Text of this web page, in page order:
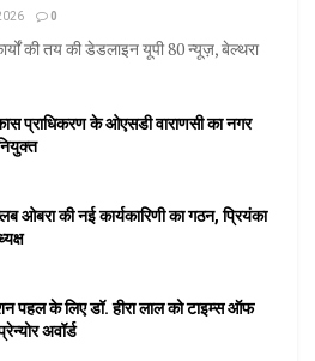
0
की तय की डेडलाइन यूपी 80 न्यूज़, बेल्थरा
प्राधिकरण के ओएसडी वाराणसी का नगर
ओबरा की नई कार्यकारिणी का गठन, प्रियंका
पहल के लिए डॉ. हीरा लाल को टाइम्स ऑफ
अवॉर्ड